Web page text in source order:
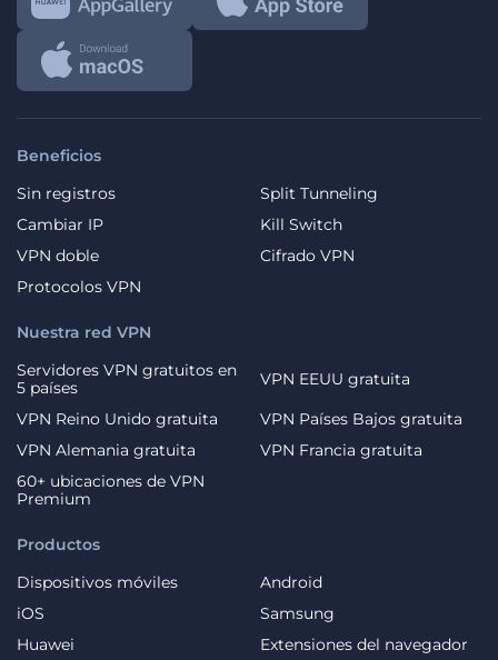
Beneficios
Sin registros
Split Tunneling
Cambiar IP
Kill Switch
VPN doble
Cifrado VPN
Protocolos VPN
Productos
Dispositivos móviles
Android
iOS
Samsung
Huawei
Extensiones del navegador
Nuestra red VPN
Servidores VPN gratuitos en
5 países
VPN EEUU gratuita
VPN Reino Unido gratuita
VPN Países Bajos gratuita
VPN Alemania gratuita
VPN Francia gratuita
60+ ubicaciones de VPN
Premium